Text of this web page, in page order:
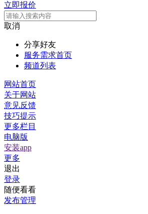
立即报价
取消
分享好友
服务需求首页
频道列表
网站首页
关于网站
意见反馈
技巧提示
更多栏目
电脑版
安装app
更多
退出
登录
随便看看
发布管理